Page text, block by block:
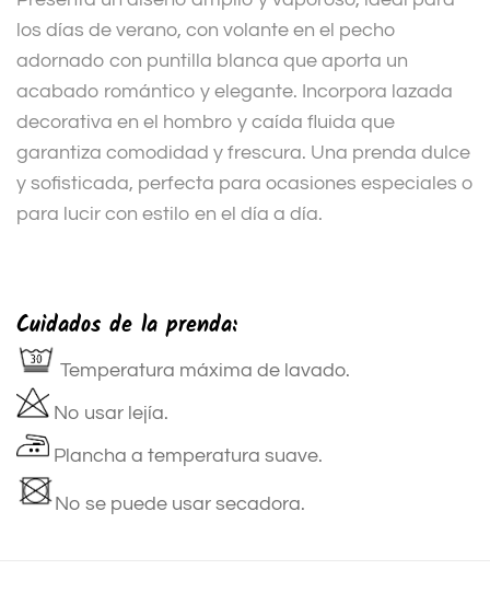
los días de verano, con volante en el pecho
adornado con puntilla blanca que aporta un
acabado romántico y elegante. Incorpora lazada
decorativa en el hombro y caída fluida que
garantiza comodidad y frescura. Una prenda dulce
y sofisticada, perfecta para ocasiones especiales o
para lucir con estilo en el día a día.
Cuidados de la prenda:
Temperatura máxima de lavado.
No usar lejía.
Plancha a temperatura suave.
No se puede usar secadora.